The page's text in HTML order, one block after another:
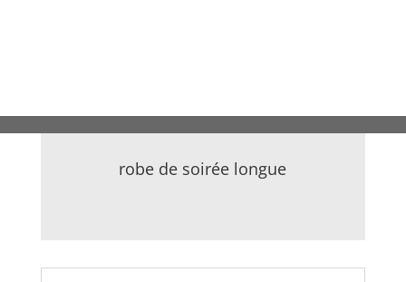
robe de soirée longue